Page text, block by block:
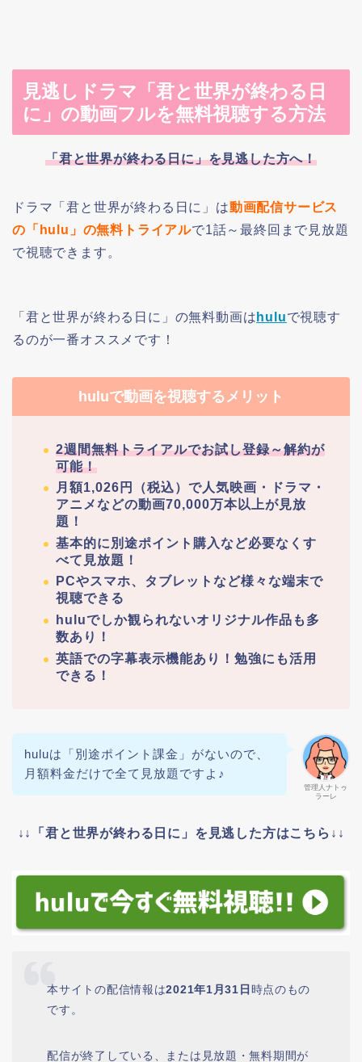
見逃しドラマ「君と世界が終わる日
に」の動画フルを無料視聴する方法
「君と世界が終わる日に」を見逃した方へ！
ドラマ「君と世界が終わる日に」は動画配信サービス
の「hulu」 の無料トライアルで1話～最終回まで見放題
で視聴できます。
「君と世界が終わる日に」の無料動画は huluで視聴す
るのが一番オススメです！
huluで動画を視聴するメリット
2週間無料トライアルでお試し登録～解約が
可能！
月額1,026円（税込）で人気映画・ドラマ・
アニメなどの動画70,000万本以上が見放
題！
基本的に別途ポイント購入など必要なくす
べて見放題！
PCやスマホ、タブレットなど様々な端末で
視聴できる
huluでしか観られないオリジナル作品も多
数あり！
英語での字幕表示機能あり！勉強にも活用
できる！
管理人ナトゥ
ラーレ
huluは「別途ポイント課金」がないので、
月額料金だけで全て見放題ですよ♪
↓↓「君と世界が終わる日に」を見逃した方はこちら↓↓
本サイトの配信情報は2021年1月31日 時点のもの
です。
配信が終了している、または見放題・無料期間が